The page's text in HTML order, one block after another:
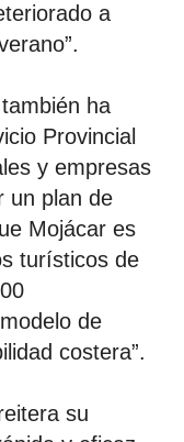
a
ha
Provincial
y empresas
un plan de
Mojácar es
turísticos de
de
costera”.
su